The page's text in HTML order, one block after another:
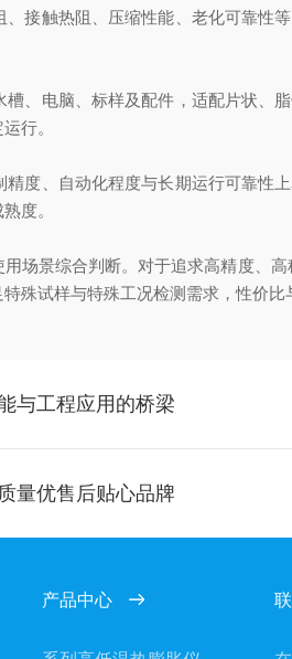
接触热阻、压缩性能、老化可靠
电脑、标样及配件，适配片状、
行。
、自动化程度与长期运行可靠性
度。
景综合判断。对于追求高精度、
殊试样与特殊工况检测需求，性价比
与工程应用的桥梁
量优售后贴心品牌
产品中心